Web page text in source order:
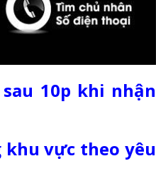
10p khi nhận
vực theo yêu